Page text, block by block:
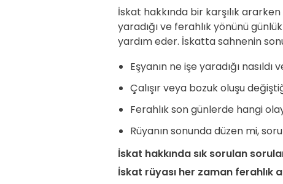
İskat hakkında bir karşılık
yaradığı ve ferahlık yönünü
yardım eder. İskatta sahnenin
Eşyanın ne işe yaradığı
Çalışır veya bozuk oluşu
Ferahlık son günlerde hangi
Rüyanın sonunda düzen mi,
İskat hakkında sık sorulan
İskat rüyası her zaman ferahlık